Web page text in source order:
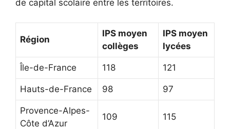
de capital scolaire entre les territoires.
Région
IPS moyen
collèges
IPS moyen
lycées
Île-de-France 118 121
Hauts-de-France 98 97
Provence-Alpes-
Côte d’Azur
109 115